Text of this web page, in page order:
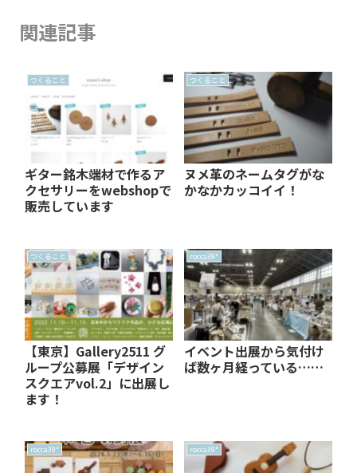
関連記事
つくること
ギター銘木端材で作るア
クセサリーをwebshopで
販売しています
つくること
ヌメ革のネームタグがな
かなかカッコイイ！
つくること
【東京】Gallery2511 グ
ループ公募展「デザイン
スクエアvol.2」に出展し
ます！
rocca39*
イベント出展から気付け
ば数ヶ月経っている……
rocca39* rocca39*